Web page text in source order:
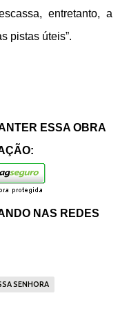
entretanto, a
pistas úteis”.
ESSA OBRA
NAS REDES
SENHORA